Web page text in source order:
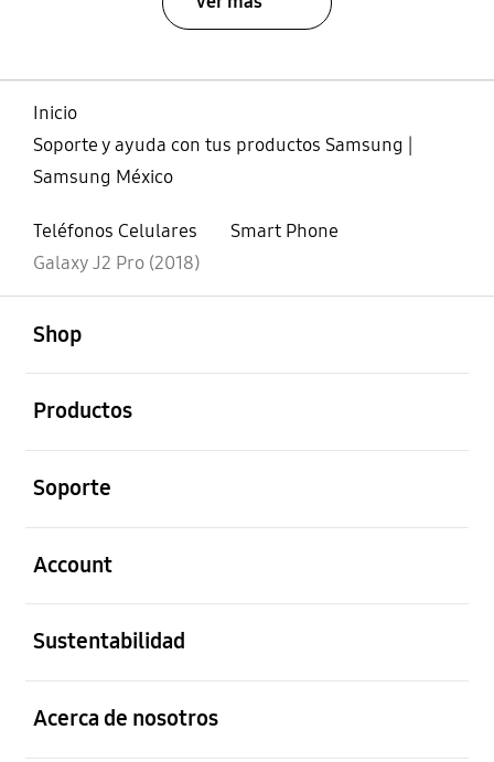
Inicio
Soporte y ayuda con tus productos Samsung |
Samsung México
Teléfonos Celulares
Smart Phone
Galaxy J2 Pro (2018)
Shop
Productos
Soporte
Account
Sustentabilidad
Acerca de nosotros